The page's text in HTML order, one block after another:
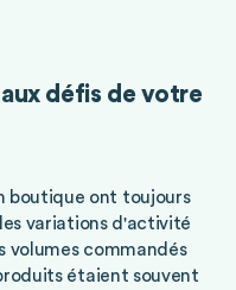
défis de votre
boutique ont toujours
variations d'activité
volumes commandés
étaient souvent